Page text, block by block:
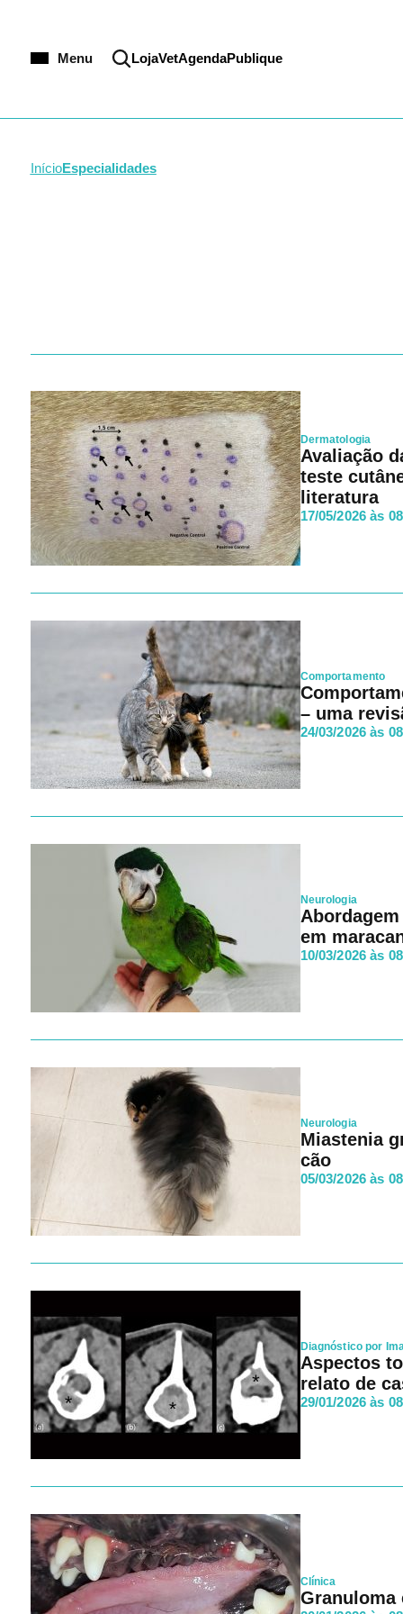
Menu LojaVetAgendaPublique
CRMV-PI
InícioEspecialidades
Dermatologia
Avaliação
teste
literatura
17/05/2026 às
Comportamento
– uma
24/03/2026 às
Neurologia
em
10/03/2026 às
Neurologia
Miastenia
cão
05/03/2026 às
Diagnóstico por
Aspectos
relato de
29/01/2026 às
Clínica
Granuloma